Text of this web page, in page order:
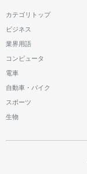
カテゴリトップ
ビジネス
業界用語
コンピュータ
電車
自動車・バイク
スポーツ
生物